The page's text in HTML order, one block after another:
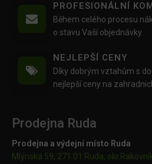
PROFESIONÁLNÍ
Během celého procesu
o stavu Vaší objednávky.
NEJLEPŠÍ CENY
Díky dobrým vztahům s
nejlepší ceny na
Prodejna Ruda
Prodejna a výdejní místo Ruda
Mlýnská 59, 271 01 Ruda,